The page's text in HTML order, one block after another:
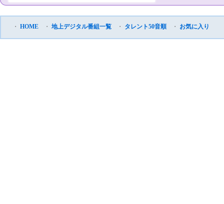
・ HOME ・ 地上デジタル番組一覧 ・ タレント50音順 ・ お気に入り